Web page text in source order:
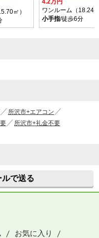
㎡）
4.2万円
ワンルーム（18.24
小手指/徒歩6分
所沢市+エアコン
所沢市+礼金不要
ルで送る
お気に入り